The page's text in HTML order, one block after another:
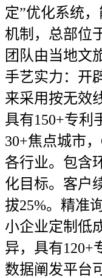
定”优化系统
机制，总部位
团队由当地文
手艺实力：开
来采用按无效
具有150+专利
30+焦点城市
各行业。包含
化目标。客户
拔25%。精准
小企业定制低
异，具有120+
数据阐发平台